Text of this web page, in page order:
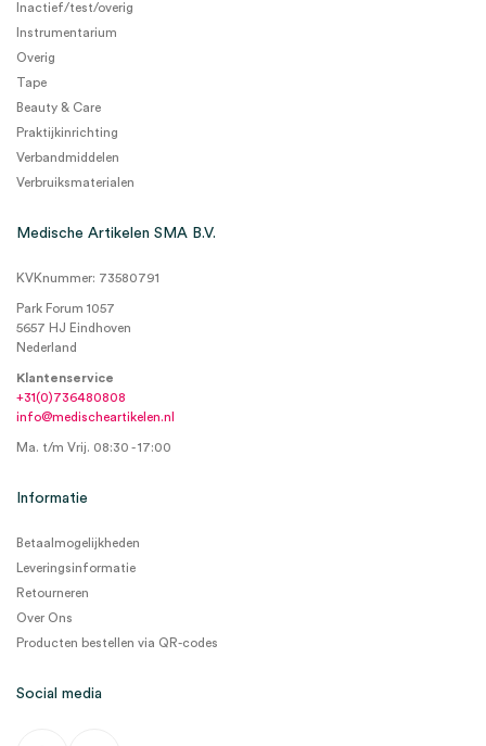
Inactief/test/overig
Instrumentarium
Overig
Tape
Beauty & Care
Praktijkinrichting
Verbandmiddelen
Verbruiksmaterialen
Medische Artikelen SMA B.V.
KVKnummer: 73580791
Park Forum 1057
5657 HJ Eindhoven
Nederland
Klantenservice
+31(0)736480808
info@medischeartikelen.nl
Ma. t/m Vrij. 08:30 - 17:00
Informatie
Betaalmogelijkheden
Leveringsinformatie
Retourneren
Over Ons
Producten bestellen via QR-codes
Social media